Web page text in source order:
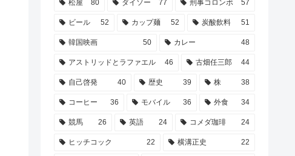
松屋 80 ダイソー 77 刑事コロンボ 57
ビール 52 カップ麺 52 炭酸飲料 51
韓国映画 50 カレー 48
アストリッドとラファエル 46 古畑任三郎 44
自己啓発 40 歴史 39 株 38
コーヒー 36 モバイル 36 外食 34
競馬 26 英語 24 コメダ珈琲 24
ヒッチコック 22 横溝正史 22